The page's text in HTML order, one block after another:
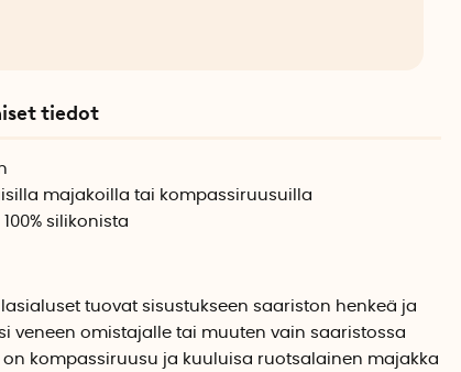
tiedot
majakoilla tai kompassiruusuilla
silikonista
tuovat sisustukseen saariston henkeä ja
veneen omistajalle tai muuten vain saaristossa
on kompassiruusu ja kuuluisa ruotsalainen majakka